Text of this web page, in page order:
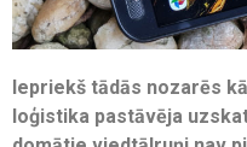
Iepriekš tādās nozarēs
loģistika pastāvēja